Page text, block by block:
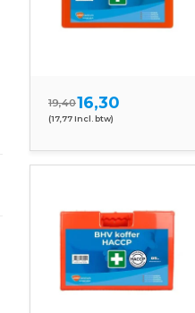
19,4016,30
(17,77 Incl. btw)